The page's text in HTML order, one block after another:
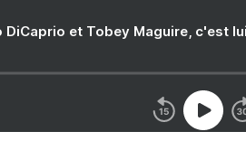
DiCaprio et Tobey Maguire, c'est